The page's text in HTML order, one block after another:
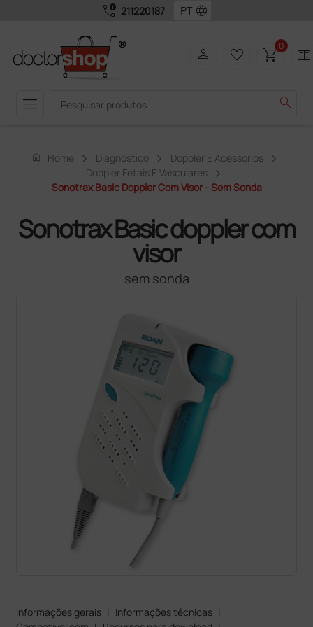
call_quality 211220187 language
menu search
person favorite_border shopping_cart0 two_pager
home Home Diagnóstico
Doppler E Acessórios
Doppler Fetais E Vasculares
Sonotrax Basic Doppler Com Visor - Sem Sonda
Sonotrax Basic doppler com
visor
sem sonda
Informações gerais | Informações técnicas |